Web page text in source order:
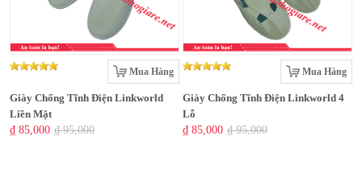
Mua Hàng
Giày Chống Tĩnh Điện Linkworld
Liền Mặt
₫ 85,000 ₫ 95,000
Mua Hàng
Giày Chống Tĩnh Điện Linkworld 4
Lỗ
₫ 85,000 ₫ 95,000